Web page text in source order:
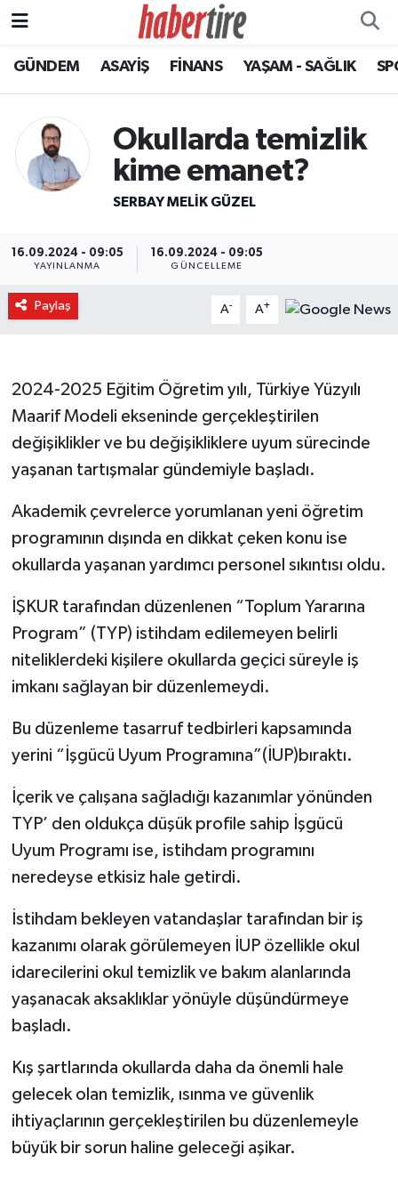
GÜNDEM ASAYİŞ FİNANS YAŞAM - SAĞLIK
Okullarda temizlik
kime emanet?
SERBAY MELIK GÜZEL
16.09.2024 - 09:05
YAYINLANMA
16.09.2024 - 09:05
GÜNCELLEME
Paylaş A- A+
2024-2025 Eğitim Öğretim yılı, Türkiye Yüzyılı
Maarif Modeli ekseninde gerçekleştirilen
değişiklikler ve bu değişikliklere uyum sürecinde
yaşanan tartışmalar gündemiyle başladı.
Akademik çevrelerce yorumlanan yeni öğretim
programının dışında en dikkat çeken konu ise
okullarda yaşanan yardımcı personel sıkıntısı oldu.
İŞKUR tarafından düzenlenen “Toplum Yararına
Program” (TYP) istihdam edilemeyen belirli
niteliklerdeki kişilere okullarda geçici süreyle iş
imkanı sağlayan bir düzenlemeydi.
Bu düzenleme tasarruf tedbirleri kapsamında
yerini “İşgücü Uyum Programına”(İUP)bıraktı.
İçerik ve çalışana sağladığı kazanımlar yönünden
TYP’ den oldukça düşük profile sahip İşgücü
Uyum Programı ise, istihdam programını
neredeyse etkisiz hale getirdi.
İstihdam bekleyen vatandaşlar tarafından bir iş
kazanımı olarak görülemeyen İUP özellikle okul
idarecilerini okul temizlik ve bakım alanlarında
yaşanacak aksaklıklar yönüyle düşündürmeye
başladı.
Kış şartlarında okullarda daha da önemli hale
gelecek olan temizlik, ısınma ve güvenlik
ihtiyaçlarının gerçekleştirilen bu düzenlemeyle
büyük bir sorun haline geleceği aşikar.
Tire Nöbetçi Eczaneler
Tire Trafik Yoğunluk Haritası
Süper Lig Puan Durumu ve Fikstür
Tüm Manşetler
Son Dakika Haberleri